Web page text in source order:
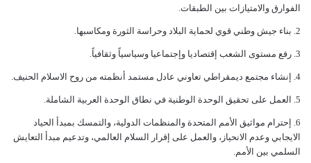
ﺍﻟﻔﻮﺍﺭﻕ ﻭﺍﻻﻣﺘﻴﺎﺯﺍﺕ ﺑﻴﻦ ﺍﻟﻄﺒﻘﺎﺕ.
ﺑﻨﺎﺀ ﺟﻴﺶ ﻭﻃﻨﻲ ﻗﻮﻱ ﻟﺤﻤﺎﻳﺔ ﺍﻟﺒﻼﺩ ﻭﺣﺮﺍﺳﺔ ﺍﻟﺜﻮﺭﺓ ﻭﻣﻜﺎﺳﺒﻬﺎ.
ﺭﻓﻊ ﻣﺴﺘﻮﻯ ﺍﻟﺸﻌﺐ ﺇﻗﺘﺼﺎﺩﻳﺎ ﻭﺇﺟﺘﻤﺎﻋﻴﺎ ﻭﺳﻴﺎﺳﻴﺎً ﻭﺛﻘﺎﻓﻴﺎً.
ﺇﻧﺸﺎﺀ ﻣﺠﺘﻤﻊ ﺩﻳﻤﻘﺮﺍﻃﻲ ﺗﻌﺎﻭﻧﻲ ﻋﺎﺩﻝ ﻣﺴﺘﻤﺪ ﺃﻧﻈﻤﺘﻪ ﻣﻦ ﺭﻭﺡ ﺍﻻﺳﻼﻡ ﺍﻟﺤﻨﻴﻒ.
ﺍﻟﻌﻤﻞ ﻋﻠﻰ ﺗﺤﻘﻴﻖ ﺍﻟﻮﺣﺪﺓ ﺍﻟﻮﻃﻨﻴﺔ ﻓﻲ ﻧﻄﺎﻕ ﺍﻟﻮﺣﺪﺓ ﺍﻟﻌﺮﺑﻴﺔ ﺍﻟﺸﺎﻣﻠﺔ.
ﺇﺣﺘﺮﺍﻡ ﻣﻮﺍﺛﻴﻖ الأﻣﻢ ﺍﻟﻤﺘﺤﺪﺓ ﻭﺍﻟﻤﻨﻈﻤﺎﺕ ﺍﻟﺪﻭﻟﻴﺔ، ﻭﺍﻟﺘﻤﺴﻚ ﺑﻤﺒﺪﺃ ﺍﻟﺤﻴﺎﺩ
ﺍﻻﻳﺠﺎﺑﻲ ﻭﻋﺪﻡ ﺍﻻﻧﺤﻴﺎﺯ، ﻭﺍﻟﻌﻤﻞ ﻋﻠﻰ ﺇﻗﺮﺍﺭ ﺍﻟﺴﻼﻡ ﺍﻟﻌﺎﻟﻤﻲ، ﻭﺗﺪﻋﻴﻢ ﻣﺒﺪﺃ ﺍﻟﺘﻌﺎﻳﺶ
ﺍﻟﺴﻠﻤﻲ ﺑﻴﻦ ﺍﻷﻣﻢ.